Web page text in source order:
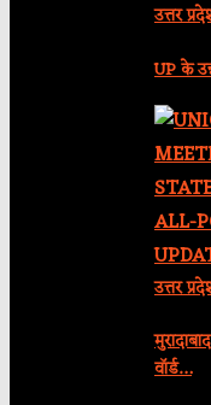
उत्तर
UP के
उत्तर
वॉर्ड…